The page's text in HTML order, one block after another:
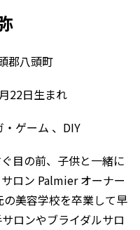
郡八頭町
22日生まれ
ゲーム 、DIY
目の前、子供と一緒に
ロン Palmier オーナー
美容学校を卒業して早
ロンやブライダルサロ